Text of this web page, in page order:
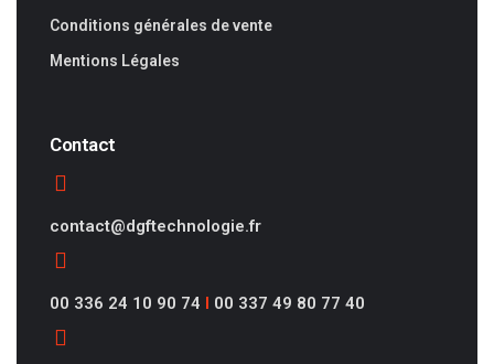
Conditions générales de vente
Mentions Légales
Contact
contact@dgftechnologie.fr
00 336 24 10 90 74 00 337 49 80 77 40